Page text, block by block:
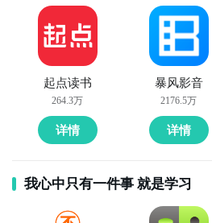
起点读书
264.3万
详情
暴风影音
2176.5万
详情
我心中只有一件事 就是学习